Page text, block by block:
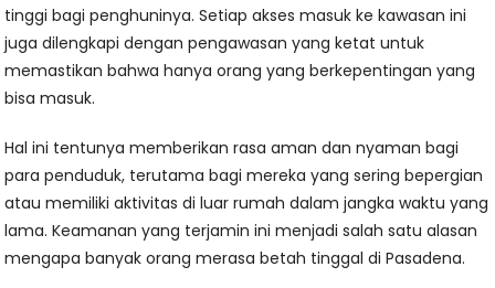
tinggi bagi penghuninya. Setiap akses masuk ke kawasan ini
juga dilengkapi dengan pengawasan yang ketat untuk
memastikan bahwa hanya orang yang berkepentingan yang
bisa masuk.
Hal ini tentunya memberikan rasa aman dan nyaman bagi
para penduduk, terutama bagi mereka yang sering bepergian
atau memiliki aktivitas di luar rumah dalam jangka waktu yang
lama. Keamanan yang terjamin ini menjadi salah satu alasan
mengapa banyak orang merasa betah tinggal di Pasadena.